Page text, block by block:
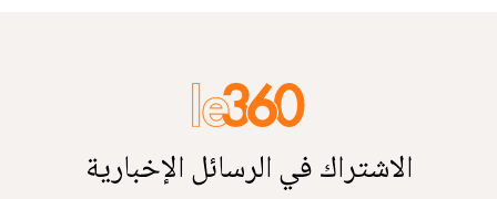
الاشتراك في الرسائل الإخبارية